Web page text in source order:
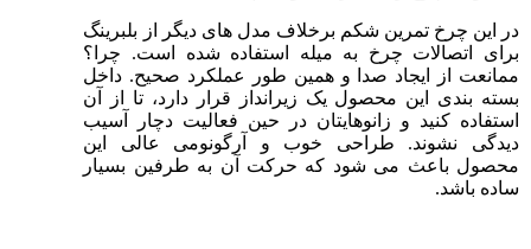
در این چرخ تمرین شکم برخلاف مدل های دیگر از بلبرینگ
برای اتصالات چرخ به میله استفاده شده است. چرا؟
ممانعت از ایجاد صدا و همین طور عملکرد صحیح. داخل
بسته بندی این محصول یک زیرانداز قرار دارد، تا از آن
استفاده کنید و زانوهایتان در حین فعالیت دچار آسیب
دیدگی نشوند. طراحی خوب و آرگونومی عالی این
محصول باعث می شود که حرکت آن به طرفین بسیار
ساده باشد.